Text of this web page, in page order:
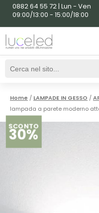
0882 64 55 72 | Lun - Ven
09:00/13:00 - 15:00/18:00
Home / LAMPADE IN GESSO /
lampada a parete moderno
SCONTO
30%